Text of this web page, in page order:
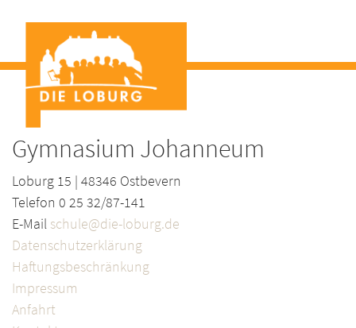
Gymnasium Johanneum
Loburg 15 | 48346 Ostbevern
Telefon 0 25 32/87-141
E-Mail schule@die-loburg.de
Datenschutzerklärung
Haftungsbeschränkung
Impressum
Anfahrt